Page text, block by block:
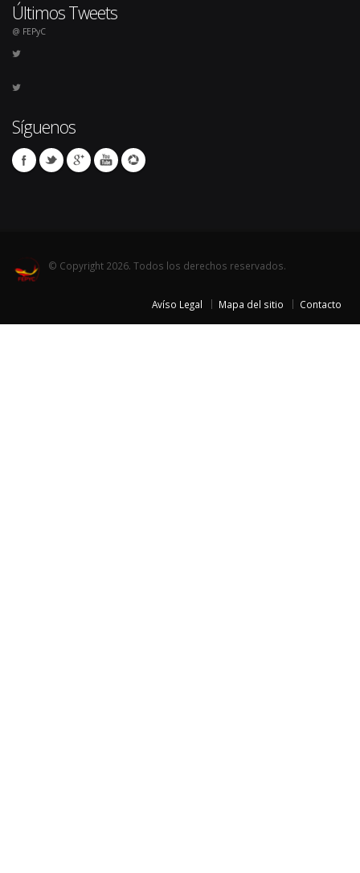
Últimos Tweets
@ FEPyC
Síguenos
© Copyright 2026. Todos los derechos reservados.
Avíso Legal Mapa del sitio Contacto